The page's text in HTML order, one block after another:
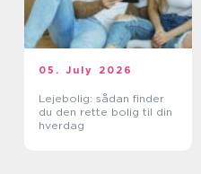
05. July 2026
Lejebolig: sådan finder
du den rette bolig til din
hverdag